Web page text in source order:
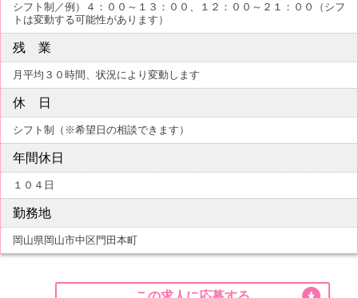
シフト制／例）４：００～１３：００、１２：００～２１：００（シフ
トは変動する可能性があります）
残 業
月平均３０時間、状況により変動します
休 日
シフト制（※希望日の相談できます）
年間休日
１０４日
勤務地
岡山県岡山市中区門田本町